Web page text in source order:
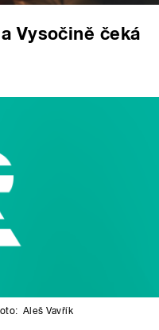
Vysočině čeká
Aleš Vavřík